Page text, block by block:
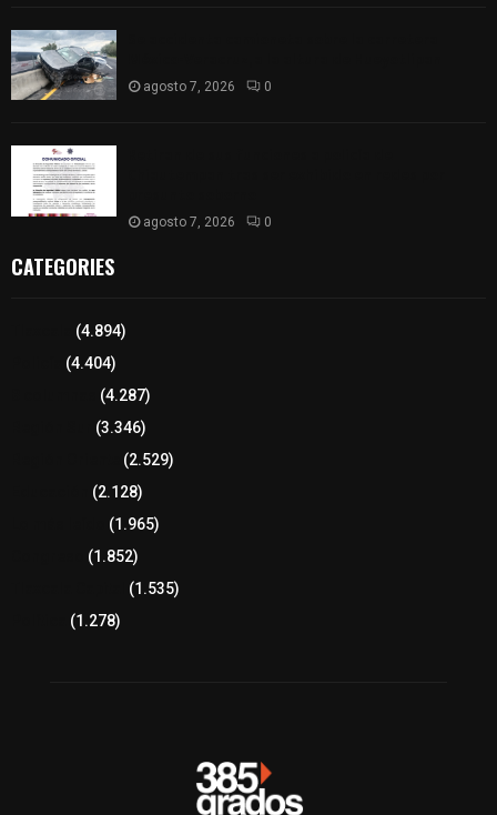
agosto 7, 2026 0
agosto 7, 2026 0
CATEGORIES
(4.894)
(4.404)
(4.287)
(3.346)
(2.529)
(2.128)
(1.965)
(1.852)
(1.535)
(1.278)